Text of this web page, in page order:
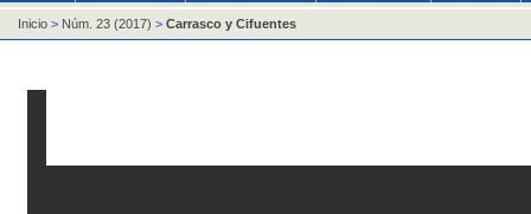
Inicio > Núm. 23 (2017) > Carrasco y Cifuentes